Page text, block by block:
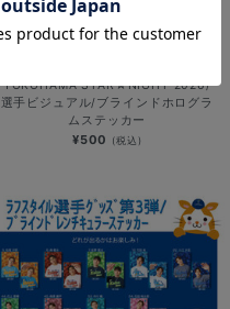
YOKOHAMA STAR☆NIGHT 2026/
選手ビジュアル/ブラインドホログラ
ムステッカー
¥500 (税込)